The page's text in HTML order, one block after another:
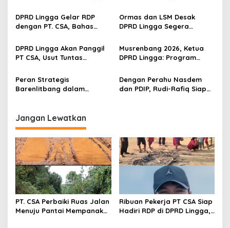
p
o
s
334 Ekor
DPRD Lingga Gelar RDP
dengan PT. CSA, Bahas
Pekaka
Ormas dan LSM Desak
DPRD Lingga Segera
DPRD Lingga Akan Panggil
PT CSA, Usut Tuntas
Lahan Warga
Musrenbang 2026, Ketua
DPRD Lingga: Program
Pembangunan 2027
Peran Strategis
Barenlitbang dalam
Dengan Perahu Nasdem
dan PDIP, Rudi-Rafiq Siap
Jangan Lewatkan
PT. CSA Perbaiki Ruas Jalan
Menuju Pantai Mempanak
Ribuan Pekerja PT CSA Siap
Hadiri RDP di DPRD Lingga,